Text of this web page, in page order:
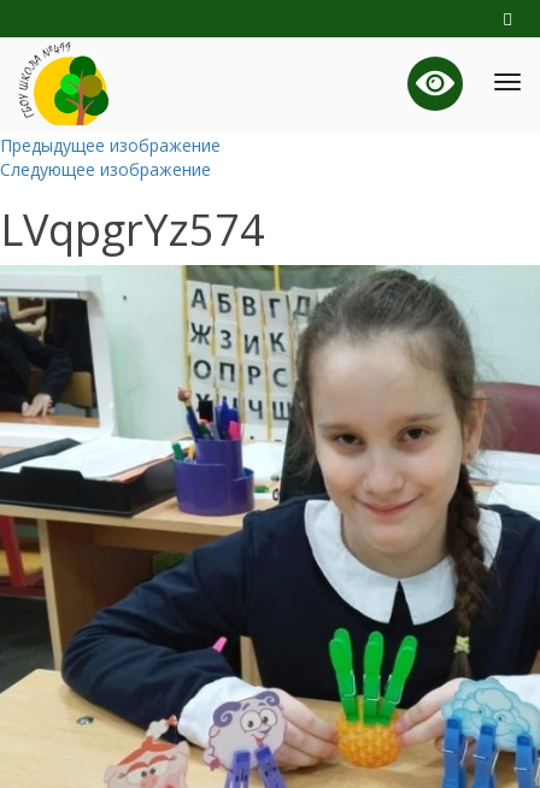
Предыдущее изображение
Следующее изображение
LVqpgrYz574